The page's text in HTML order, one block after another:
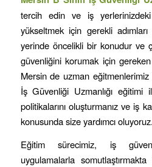
tercih edin ve iş yerlerinizdeki
yükseltmek için gerekli
yerinde öncelikli bir konudur ve
güvenliğini korumak için
Mersin de uzman eğitmenlerimiz
İş Güvenliği Uzmanlığı
politikalarını oluşturmanız ve iş
konusunda size yardımcı oluyoruz.
Eğitim sürecimiz, iş
uygulamalarla